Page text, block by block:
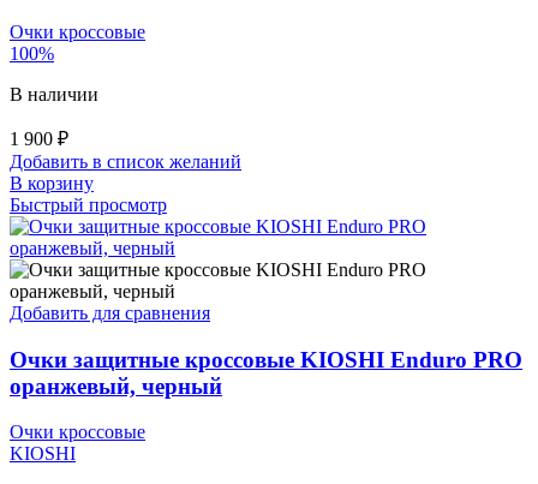
Очки кроссовые
100%
В наличии
1 900 ₽
Добавить в список желаний
В корзину
Быстрый просмотр
Добавить для сравнения
Очки защитные кроссовые KIOSHI Enduro PRO
оранжевый, черный
Очки кроссовые
KIOSHI